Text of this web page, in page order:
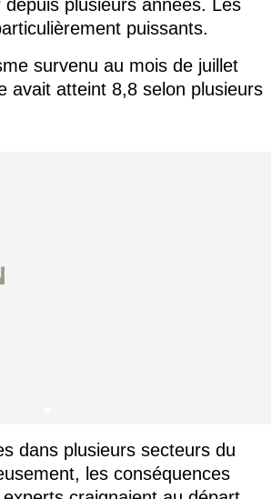
plusieurs années. Les
puissants.
survenu au mois de juillet
avait atteint 8,8 selon plusieurs
dans plusieurs secteurs du
les conséquences